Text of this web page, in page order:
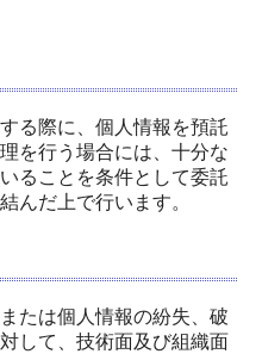
る際に、個人情報を預託
を行う場合には、十分な
ることを条件として委託
んだ上で行います。
たは個人情報の紛失、破
して、技術面及び組織面